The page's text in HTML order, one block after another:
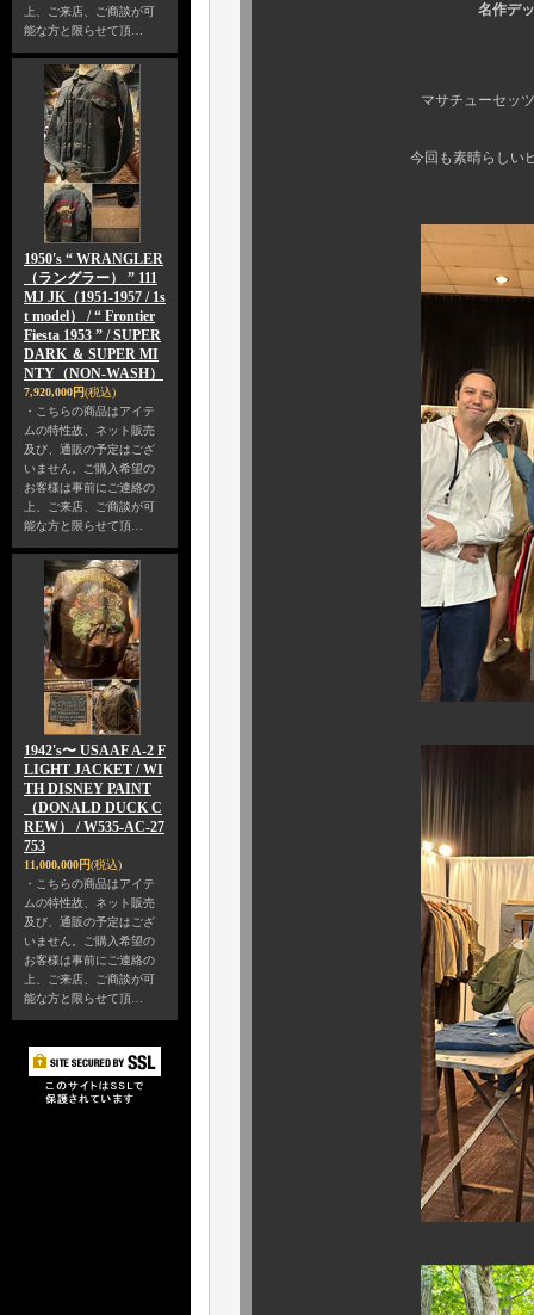
上、ご来店、ご商談が可
能な方と限らせて頂…
1950's “ WRANGLER
（ラングラー） ” 111
MJ JK（1951-1957 / 1s
t model） / “ Frontier
Fiesta 1953 ” / SUPER
DARK ＆ SUPER MI
NTY（NON-WASH）
7,920,000円(税込)
・こちらの商品はアイテ
ムの特性故、ネット販売
及び、通販の予定はござ
いません。ご購入希望の
お客様は事前にご連絡の
上、ご来店、ご商談が可
能な方と限らせて頂…
1942's〜 USAAF A-2 F
LIGHT JACKET / WI
TH DISNEY PAINT
（DONALD DUCK C
REW） / W535-AC-27
753
11,000,000円(税込)
・こちらの商品はアイテ
ムの特性故、ネット販売
及び、通販の予定はござ
いません。ご購入希望の
お客様は事前にご連絡の
上、ご来店、ご商談が可
能な方と限らせて頂…
名作デ
マサチューセッツでお世話
今回も素晴らしいビンテージ